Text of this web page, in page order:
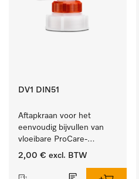
DV1 DIN51
Aftapkraan voor het
eenvoudig bijvullen van
vloeibare ProCare-
producten.
2,00 € excl. BTW